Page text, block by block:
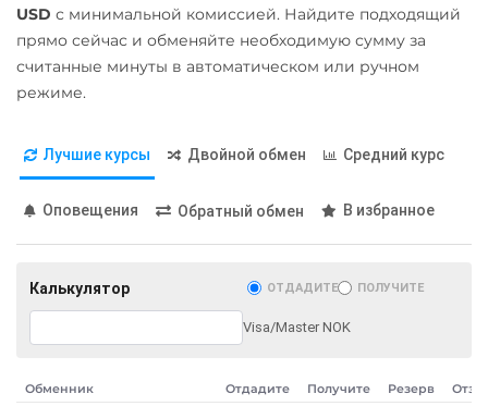
USD с минимальной комиссией. Найдите подходящий
прямо сейчас и обменяйте необходимую сумму за
считанные минуты в автоматическом или ручном
режиме.
Лучшие курсы Двойной обмен Средний курс
Оповещения Обратный обмен В избранное
Калькулятор ОТДАДИТЕ ПОЛУЧИТЕ
Visa/Master NOK
Обменник Отдадите Получите Резерв